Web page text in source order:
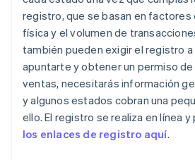
registro, que se basan en factores
física y el volumen de
también pueden exigir el registro a
apuntarte y obtener un permiso
ventas, necesitarás información
y algunos estados cobran una
ello. El registro se realiza en línea y
los enlaces de registro aquí.